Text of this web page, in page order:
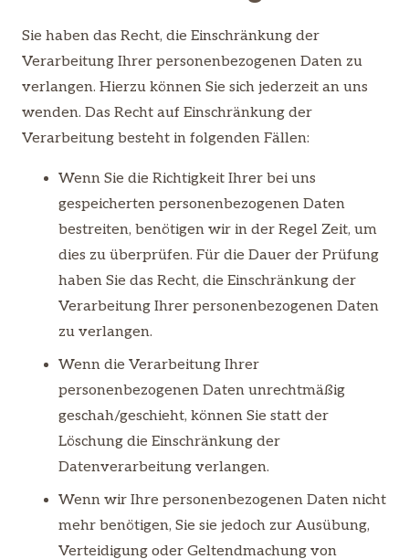
Sie haben das Recht, die Einschränkung der
Verarbeitung Ihrer personenbezogenen Daten zu
verlangen. Hierzu können Sie sich jederzeit an uns
wenden. Das Recht auf Einschränkung der
Verarbeitung besteht in folgenden Fällen:
Wenn Sie die Richtigkeit Ihrer bei uns
gespeicherten personenbezogenen Daten
bestreiten, benötigen wir in der Regel Zeit, um
dies zu überprüfen. Für die Dauer der Prüfung
haben Sie das Recht, die Einschränkung der
Verarbeitung Ihrer personenbezogenen Daten
zu verlangen.
Wenn die Verarbeitung Ihrer
personenbezogenen Daten unrechtmäßig
geschah/geschieht, können Sie statt der
Löschung die Einschränkung der
Datenverarbeitung verlangen.
Wenn wir Ihre personenbezogenen Daten nicht
mehr benötigen, Sie sie jedoch zur Ausübung,
Verteidigung oder Geltendmachung von